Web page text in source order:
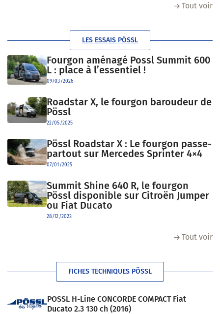
Tout voir
LES ESSAIS PÖSSL
Fourgon aménagé Possl Summit 600
L : place à l’essentiel !
09/03/2026
Roadstar X, le fourgon baroudeur de
Pössl
22/05/2025
Pössl Roadstar X : Le fourgon passe-
partout sur Mercedes Sprinter 4×4
07/01/2025
Summit Shine 640 R, le fourgon
Pössl disponible sur Citroën Jumper
ou Fiat Ducato
28/12/2023
Tout voir
FICHES TECHNIQUES PÖSSL
POSSL H-Line CONCORDE COMPACT Fiat
Ducato 2.3 130 ch (2016)